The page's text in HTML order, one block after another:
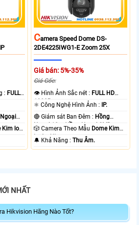
: FULL
Kim loại
CAmera Speed Dome DS-
2DE4225IWG1-E Zoom 25X
Giá bán: 5%-35%
Giá Gốc:
👁 Hình Ảnh Sắc nét : FULL HD
1080P .
⚛️ Công Nghệ Hình Ảnh :
IP.
🔴 Giám sát Ban Đêm : Hồng
Ngoại 10m Hồng Ngoại SMD.
🎲 Camera Theo Mẫu Dome Kim
loại + Nhựa.
️🔔 Khả Năng :Thu Âm.
NHẤT
Hikvision Hãng Nào Tốt?